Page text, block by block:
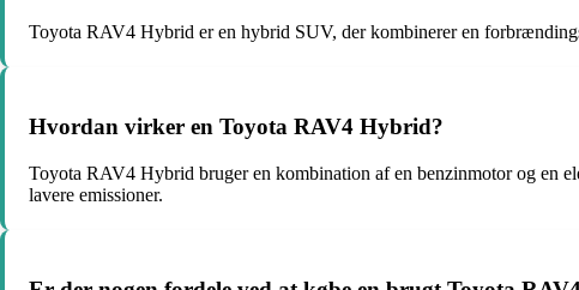
Toyota RAV4 Hybrid er en hybrid SUV, der kombinerer en
Hvordan virker en Toyota RAV4 Hybrid?
Toyota RAV4 Hybrid bruger en kombination af en benzinmotor og en
lavere emissioner.